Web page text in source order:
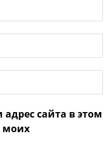
сайта в этом
моих